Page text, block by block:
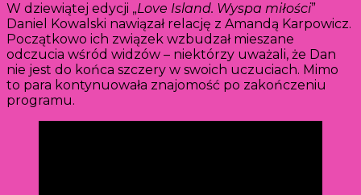
W dziewiątej edycji „Love Island. Wyspa miłości”
Daniel Kowalski nawiązał relację z Amandą Karpowicz.
Początkowo ich związek wzbudzał mieszane
odczucia wśród widzów – niektórzy uważali, że Dan
nie jest do końca szczery w swoich uczuciach. Mimo
to para kontynuowała znajomość po zakończeniu
programu.